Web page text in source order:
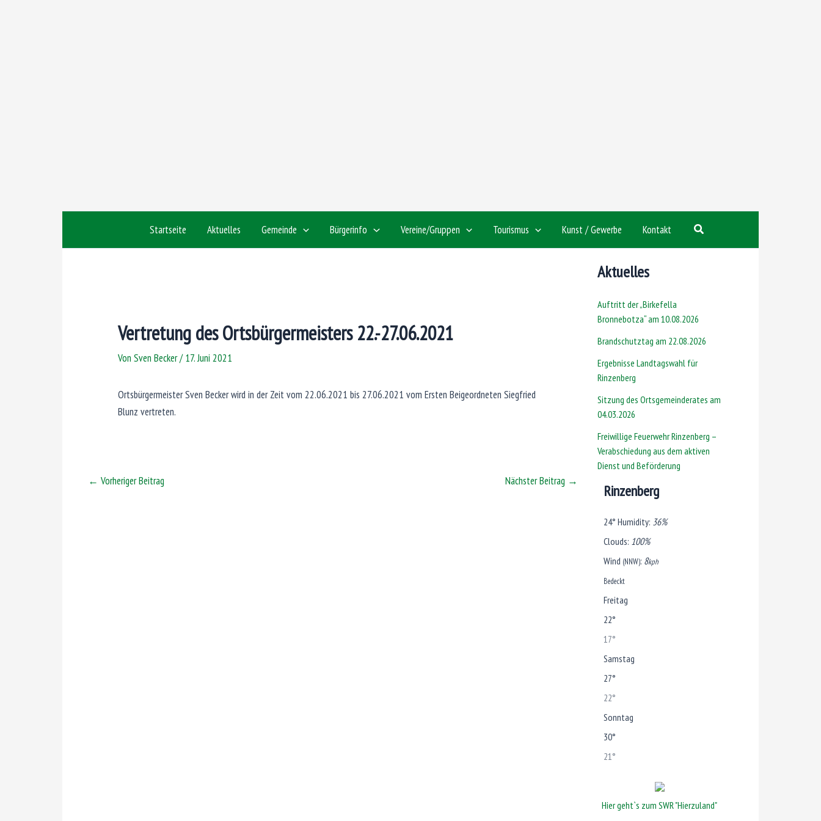
Startseite Aktuelles Gemeinde Bürgerinfo Vereine/Gruppen Tourismus Kunst / Gewerbe Kontakt Suchen
Vertretung des Ortsbürgermeisters 22.-27.06.2021
Von Sven Becker/17. Juni 2021
Ortsbürgermeister Sven Becker wird in der Zeit vom 22.06.2021 bis 27.06.2021 vom Ersten Beigeordneten Siegfried
Blunz vertreten.
← Vorheriger Beitrag Nächster Beitrag →
Aktuelles
Auftritt der „Birkefella
Bronnebotza“ am 10.08.2026
Brandschutztag am 22.08.2026
Ergebnisse Landtagswahl für
Rinzenberg
Sitzung des Ortsgemeinderates am
04.03.2026
Freiwillige Feuerwehr Rinzenberg –
Verabschiedung aus dem aktiven
Dienst und Beförderung
Rinzenberg
24° Humidity: 36%
Clouds: 100%
Wind (NNW): 8kph
Bedeckt
Freitag
22°
17°
Samstag
27°
22°
Sonntag
30°
21°
Hier geht`s zum SWR "Hierzuland"